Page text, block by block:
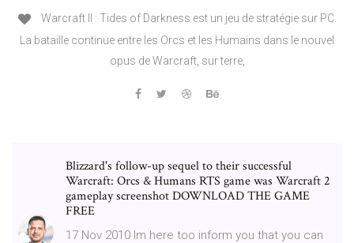
Warcraft II : Tides of Darkness est un jeu de stratégie sur PC.
La bataille continue entre les Orcs et les Humains dans le nouvel
opus de Warcraft, sur terre,
Blizzard's follow-up sequel to their successful
Warcraft: Orcs & Humans RTS game was Warcraft 2
gameplay screenshot DOWNLOAD THE GAME
FREE
17 Nov 2010 Im here too inform you that you can